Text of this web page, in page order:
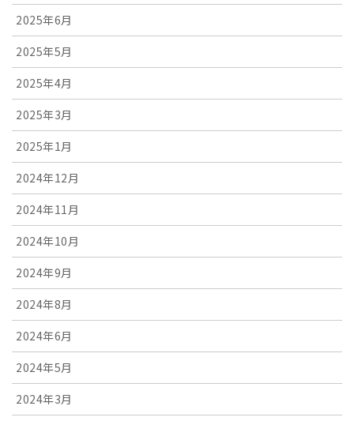
2025年6月
2025年5月
2025年4月
2025年3月
2025年1月
2024年12月
2024年11月
2024年10月
2024年9月
2024年8月
2024年6月
2024年5月
2024年3月